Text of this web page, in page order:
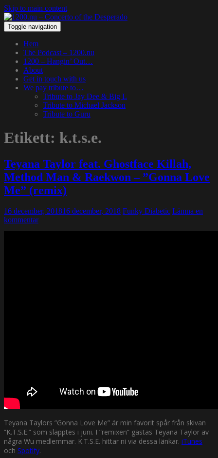
Skip to main content
Toggle navigation
Hem
The Podcast – 1200.nu
1200 – Hangin’ Out…
About
Get in touch with us
We pay tribute to…
Tribute to Jay Dee & Big L
Tribute to Michael Jackson
Tribute to Guru
Etikett: k.t.s.e.
Teyana Taylor feat. Ghostface Killah,
Method Man & Raekwon – ”Gonna Love
Me” (remix)
16 december, 201816 december, 2018 Funky Diabetic Lämna en
kommentar
Teyana Taylors ”Gonna Love Me” är min favorit spår från skivan
”K.T.S.E.” som släpptes i juni. I ”remixen” gästas Teyana Taylor av
några Wu medlemmar. K.T.S.E. hittar ni via dessa länkar. iTunes
och Spotify.